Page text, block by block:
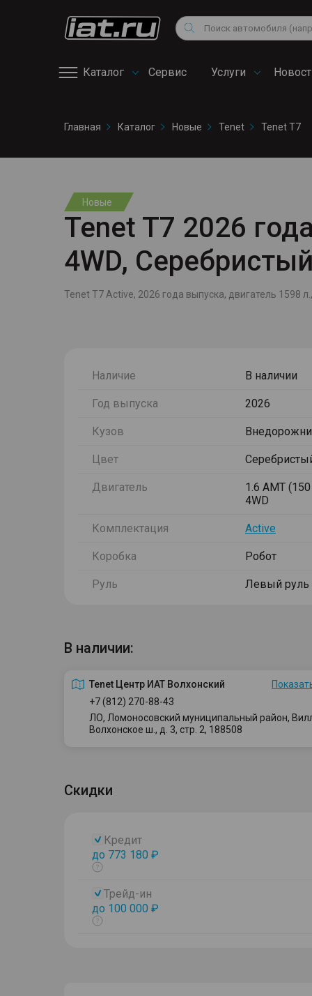
Поиск
Каталог Сервис
сервис
Услуги
Снегоходы
Квадроциклы
Главная Каталог Новые Tenet Tenet T7
Новые
Tenet T7 2026
4WD, Серебристый
Tenet T7 Active, 2026 года выпуска, двигатель 1598
Наличие В наличии
Год выпуска 2026
Кузов
Цвет
Двигатель
1.6 AMT (150
4WD
Комплектация Active
Коробка Робот
Руль Левый руль
В наличии:
Tenet Центр ИАТ Волхонский
+7 (812) 270-88-43
ЛО, Ломоносовский муниципальный район,
Волхонское ш., д. 3, стр. 2, 188508
Скидки
Кредит
до 773 180 ₽
Показать
Трейд-ин
до 100 000 ₽
Показать